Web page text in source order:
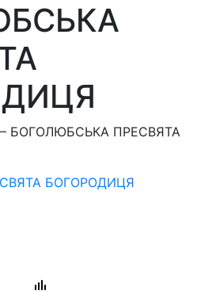
БОГОЛЮБCЬКА ПРЕСВЯТА